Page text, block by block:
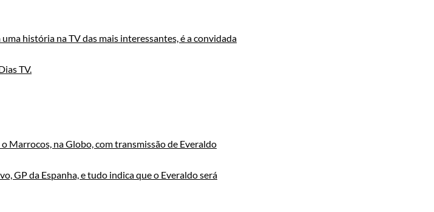
história na TV das mais interessantes, é a convidada
TV.
Marrocos, na Globo, com transmissão de Everaldo
GP da Espanha, e tudo indica que o Everaldo será